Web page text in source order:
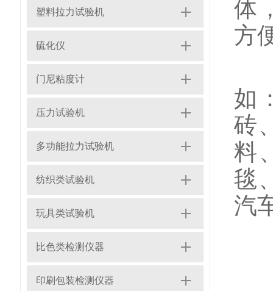
塑料拉力试验机
硫化仪
门尼粘度计
压力试验机
多功能拉力试验机
纺织类试验机
玩具类试验机
比色类检测仪器
印刷包装检测仪器
体
方
如
砖
料
毯
汽